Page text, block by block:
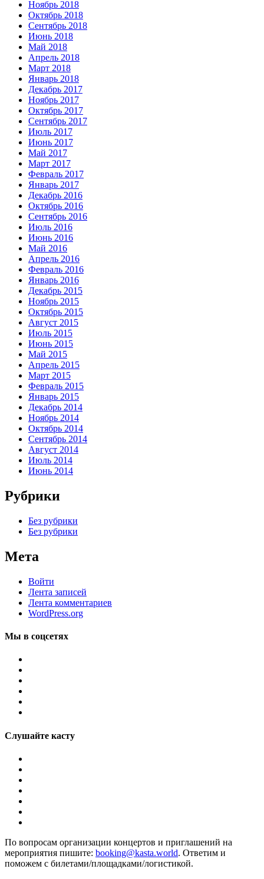
Ноябрь 2018
Октябрь 2018
Сентябрь 2018
Июнь 2018
Май 2018
Апрель 2018
Март 2018
Январь 2018
Декабрь 2017
Ноябрь 2017
Октябрь 2017
Сентябрь 2017
Июль 2017
Июнь 2017
Май 2017
Март 2017
Февраль 2017
Январь 2017
Декабрь 2016
Октябрь 2016
Сентябрь 2016
Июль 2016
Июнь 2016
Май 2016
Апрель 2016
Февраль 2016
Январь 2016
Декабрь 2015
Ноябрь 2015
Октябрь 2015
Август 2015
Июль 2015
Июнь 2015
Май 2015
Апрель 2015
Март 2015
Февраль 2015
Январь 2015
Декабрь 2014
Ноябрь 2014
Октябрь 2014
Сентябрь 2014
Август 2014
Июль 2014
Июнь 2014
Рубрики
Без рубрики
Без рубрики
Мета
Войти
Лента записей
Лента комментариев
WordPress.org
Мы в соцсетях
Слушайте касту
По вопросам организации концертов и приглашений на
мероприятия пишите: booking@kasta.world. Ответим и
поможем с билетами/площадками/логистикой.